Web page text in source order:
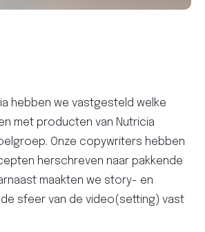
hebben we vastgesteld welke
met producten van Nutricia
Onze copywriters hebben
herschreven naar pakkende
maakten we story- en
sfeer van de video(setting) vast